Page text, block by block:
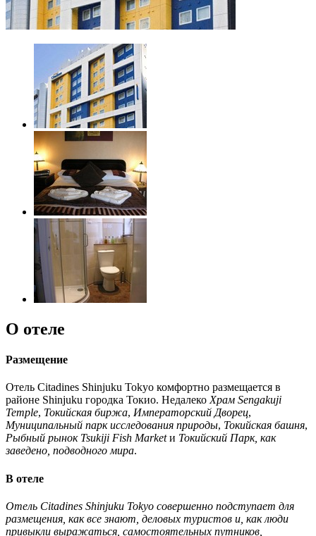
О отеле
Размещение
Отель Citadines Shinjuku Tokyo комфортно размещается в
районе Shinjuku городка Токио. Недалеко Храм Sengakuji
Temple, Токийская биржа, Императорский Дворец,
Муниципальный парк исследования природы, Токийская башня,
Рыбный рынок Tsukiji Fish Marketи Токийский Парк, как
заведено, подводного мира.
В отеле
Отель Citadines Shinjuku Tokyo совершенно подступает для
размещения, как все знают, деловых туристов и, как люди
привыкли выражаться, самостоятельных путников,